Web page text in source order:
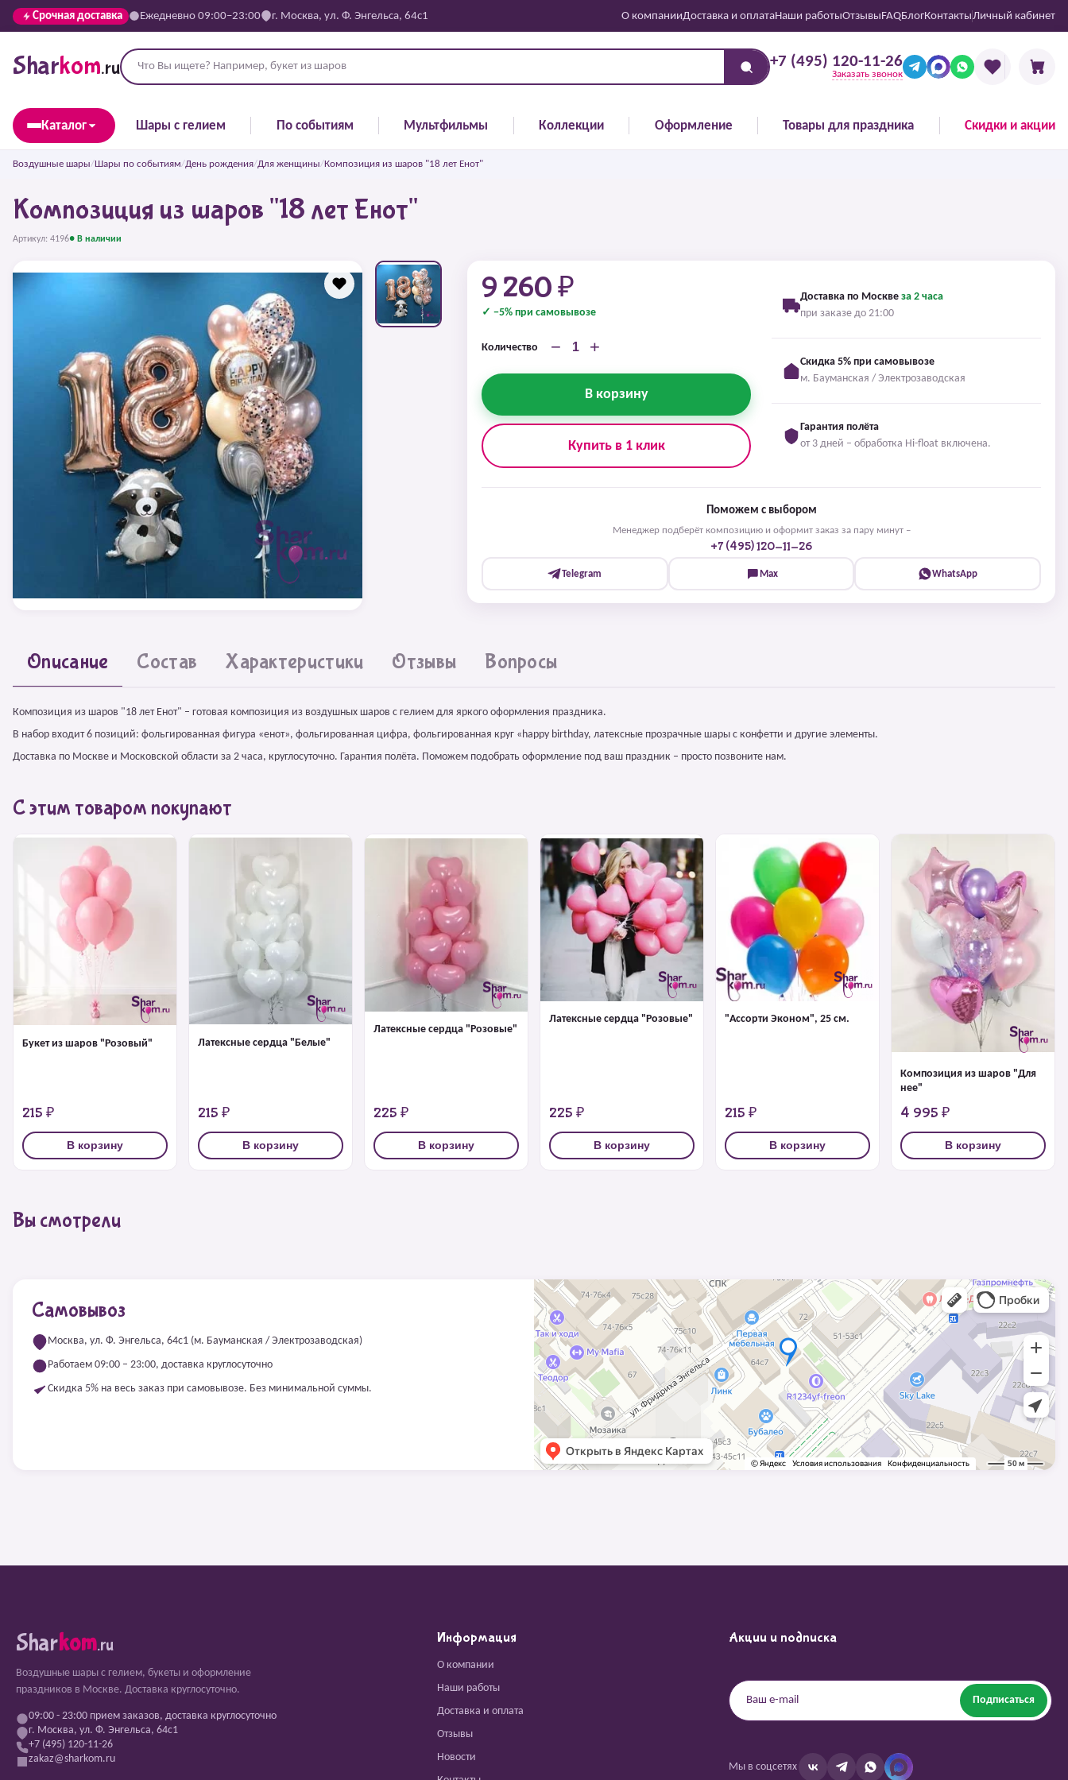
Срочная доставка Ежедневно 09:00–23:00 г. Москва, ул. Ф. Энгельса, 64с1 О компанииДоставка и оплатаНаши работыОтзывыFAQБлогКонтактыЛичный кабинет
Sharkom.ru +7 (495) 120-11-26
Заказать звонок
Каталог Шары с гелием По событиям Мультфильмы Коллекции Оформление Товары для праздника Скидки и акции
Воздушные шары/Шары по событиям/День рождения/Для женщины/Композиция из шаров "18 лет Енот"
Композиция из шаров "18 лет Енот"
Артикул: 4196● В наличии
9 260 ₽
✓ −5% при самовывозе
Количество − +
В корзину
Купить в 1 клик
Доставка по Москве за 2 часа
при заказе до 21:00
Скидка 5% при самовывозе
м. Бауманская / Электрозаводская
Гарантия полёта
от 3 дней – обработка Hi-float включена.
Поможем с выбором
Менеджер подберёт композицию и оформит заказ за пару минут –
+7 (495) 120-11-26
Telegram Max WhatsApp
Описание Состав Характеристики Отзывы Вопросы
Композиция из шаров "18 лет Енот" – готовая композиция из воздушных шаров с гелием для яркого оформления праздника.
В набор входит 6 позиций: фольгированная фигура «енот», фольгированная цифра, фольгированная круг «happy birthday, латексные прозрачные шары с конфетти и другие элементы.
Доставка по Москве и Московской области за 2 часа, круглосуточно. Гарантия полёта. Поможем подобрать оформление под ваш праздник – просто позвоните нам.
С этим товаром покупают
Букет из шаров "Розовый"
215 ₽
В корзину
Латексные сердца "Белые"
215 ₽
В корзину
Латексные сердца "Розовые"
225 ₽
В корзину
Латексные сердца "Розовые"
225 ₽
В корзину
"Ассорти Эконом", 25 см.
215 ₽
В корзину
Композиция из шаров "Для
нее"
4 995 ₽
В корзину
Вы смотрели
Самовывоз
Москва, ул. Ф. Энгельса, 64с1 (м. Бауманская / Электрозаводская)
Работаем 09:00 – 23:00, доставка круглосуточно
Скидка 5% на весь заказ при самовывозе. Без минимальной суммы.
Sharkom.ru
Воздушные шары с гелием, букеты и оформление
праздников в Москве. Доставка круглосуточно.
09:00 - 23:00 прием заказов, доставка круглосуточно
г. Москва, ул. Ф. Энгельса, 64с1
+7 (495) 120-11-26
zakaz@sharkom.ru
Информация
О компании
Наши работы
Доставка и оплата
Отзывы
Новости
Акции и подписка
Подписаться
Мы в соцсетях